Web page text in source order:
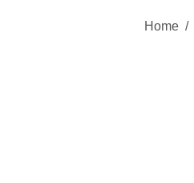
Home /